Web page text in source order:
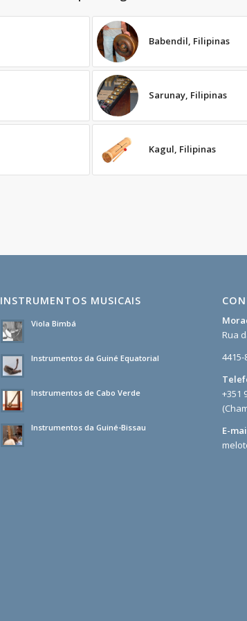
Babendil, Filipinas
Sarunay, Filipinas
Kagul, Filipinas
INSTRUMENTOS MUSICAIS
Viola Bimbá
Instrumentos da Guiné Equatorial
Instrumentos de Cabo Verde
Instrumentos da Guiné-Bissau
Rua
4415-
+351
E-